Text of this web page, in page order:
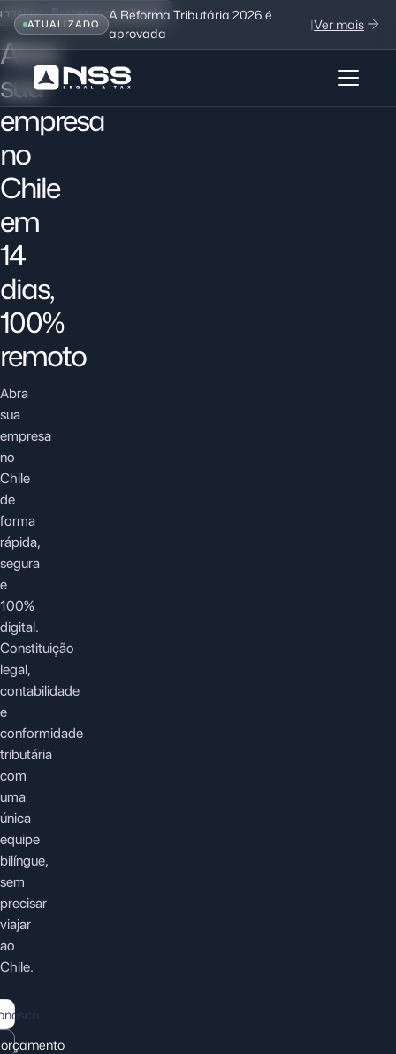
ATUALIZADO
A Reforma Tributária 2026 é
aprovada
|Ver mais
· Processo atualizado
Abra
sua
empresa
no
Chile
em
14
dias,
100%
remoto
Abra
sua
empresa
no
Chile
de
forma
rápida,
segura
e
100%
digital.
Constituição
legal,
contabilidade
e
conformidade
tributária
com
uma
única
equipe
bilíngue,
sem
precisar
viajar
ao
Chile.